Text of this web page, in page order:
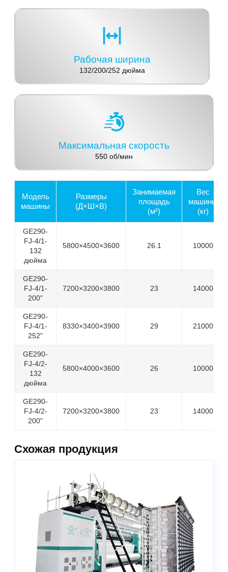
Рабочая ширина
132/200/252 дюйма
Максимальная скорость
550 об/мин
Модель
машины
Размеры
(Д×Ш×В)
Занимаемая
площадь
(м²)
Вес
машины
(кг)
GE290-
FJ-4/1-
132
дюйма
5800×4500×3600 26.1 10000
GE290-
FJ-4/1-
200"
7200×3200×3800 23 14000
GE290-
FJ-4/1-
252"
8330×3400×3900 29 21000
GE290-
FJ-4/2-
132
дюйма
5800×4000×3600 26 10000
GE290-
FJ-4/2-
200"
7200×3200×3800 23 14000
Схожая продукция